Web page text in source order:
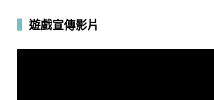
遊戲宣傳影片